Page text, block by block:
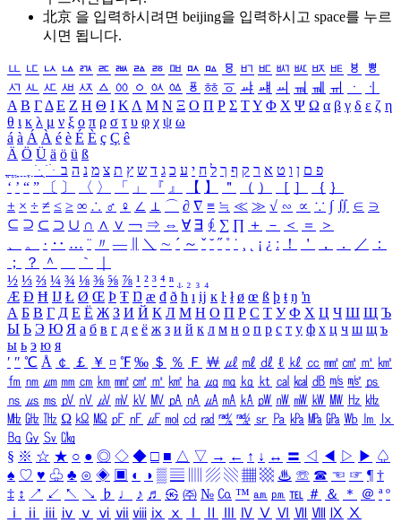
北京 을 입력하시려면 beijing을 입력하시고 space를 누르
시면 됩니다.
ㅥ ㅦ ㅧ ㅨ ㅩ ㅪ ㅫ ㅬ ㅭ ㅮ ㅯ ㅰ ㅱ ㅲ ㅳ ㅴ ㅵ ㅶ ㅷ ㅸ
ㅹ
ㅺ ㅻ ㅼ ㅽ ㅾ ㅿ ㆀ ㆁ ㆂ ㆃ ㆄ ㆅ ㆆ ㆇ ㆈ ㆉ ㆊ ㆋ ㆌ ㆍ
ㆎ
Α Β ΓΔ Ε Ζ Η Θ Ι ΚΛ Μ Ν Ξ Ο Π Ρ Σ ΤΥ Φ Χ Ψ Ω α β γ δ ε ζ η
θ ι κ λ μ ν ξ ο π ρ σ τ υ φ χ ψ ω
á à Á À é è É È ç Ç ê
Ä Ö Ü ä ö ü ß
ִֶֹ ֻּ ׁׂ פ ם ן ו ט א ר ק ף ך ל ח י ע כ ג ד ש ץ ת צ מ נ ה ב
‘ ’ “ ” 〔 〕 〈 〉 「 」 『 』 【 】 ＂ （ ） ［ ］ ｛ ｝
± × ÷ ≠ ≤ ≥ ∞ ∴ ♂ ♀ ∠ ⊥ ⌒ ∂ ∇ ≡ ≒ ≪ ≫ √ ∽ ∝ ∵ ∫ ∬ ∈ ∋
⊆ ⊇ ⊂ ⊃ ∪ ∩ ∧ ∨ ￢ ⇒ ⇔ ∀ ∃ ∮ ∑ ∏ ＋ － ＜ ＝
＞
、
。 · ‥ … ¨ 〃 ― ＼ ∼ ´ ～ ˇ ˘ ˝ ˚ ˙ ¸ ¡ ¿ ː ！ ＇ ， ． ／
：
；
？ ＾ ｀
½ ⅓ ⅔ ¼ ¾ ⅛ ⅜ ⅝ ⅞ ¹ ² ³ ⁴ ⁿ ₁ ₂ ₃ ₄
Æ Ð Ħ Ĳ Ł Ø Œ Þ Ŧ Ŋ æ đ ð ħ ı ĳ ĸ ŀ ł ø œ ß þ ŧ ŋ ŉ
А Б В Г Д Е Ё Ж З И Й К Л М Н О П Р С Т У Ф Х Ц Ч Ш Щ Ъ
Ы Ь Э Ю Я а б в г д е ё ж з и й к л м н о п р с т у ф х ц ч ш щ ъ
ы ь э ю я
′ ″ ℃ Å ￠ ￡ ￥ ¤ ℉ ‰ ＄ ％ Ｆ ￦ ㎕ ㎖ ㎗ ℓ ㎘ ㏄ ㎣ ㎤ ㎥ ㎦
㎙ ㎚ ㎛ ㎜ ㎝ ㎞ ㎟ ㎠ ㎡ ㎢ ㏊ ㎍ ㎎ ㎏ ㏏ ㎈ ㎉ ㏈ ㎧ ㎨ ㎰
㎱ ㎲ ㎳ ㎴ ㎵ ㎶ ㎷ ㎸ ㎹ ㎀ ㎁ ㎂ ㎃ ㎄ ㎺ ㎻ ㎽ ㎾ ㎿ ㎐ ㎑
㎒ ㎓ ㎔ Ω ㏀ ㏁ ㎊ ㎋ ㎌ ㏖ ㏅ ㎭ ㎮ ㎯ ㏛ ㎩ ㎪ ㎫ ㎬ ㏝ ㏐
㏓
㏃ ㏉ ㏜ ㏆
§ ※ ☆ ★ ○ ● ◎ ◇ ◆ □ ■ △ ▽ → ← ↑ ↓ ↔ 〓 ◁ ◀ ▷ ▶ ♤
♠ ♡ ♥ ♧ ♣ ⊙ ◈ ▣ ◐ ◑ ▒ ▤ ▨ ▧ ▦ ▩ ♨ ☏ ☎ ☜ ☞ ¶ †
‡ ↕ ↗ ↙ ↖ ↘ ♭ ♩ ♪ ♬ ㉿ ㈜ № ㏇ ™ ㏂ ㏘ ℡ ＃ ＆ ＊ ＠ ª º
ⅰ
ⅱ ⅲ ⅳ ⅴ ⅵ ⅶ ⅷ ⅸ ⅹ Ⅳ Ⅴ Ⅵ Ⅶ Ⅷ Ⅸ Ⅹ